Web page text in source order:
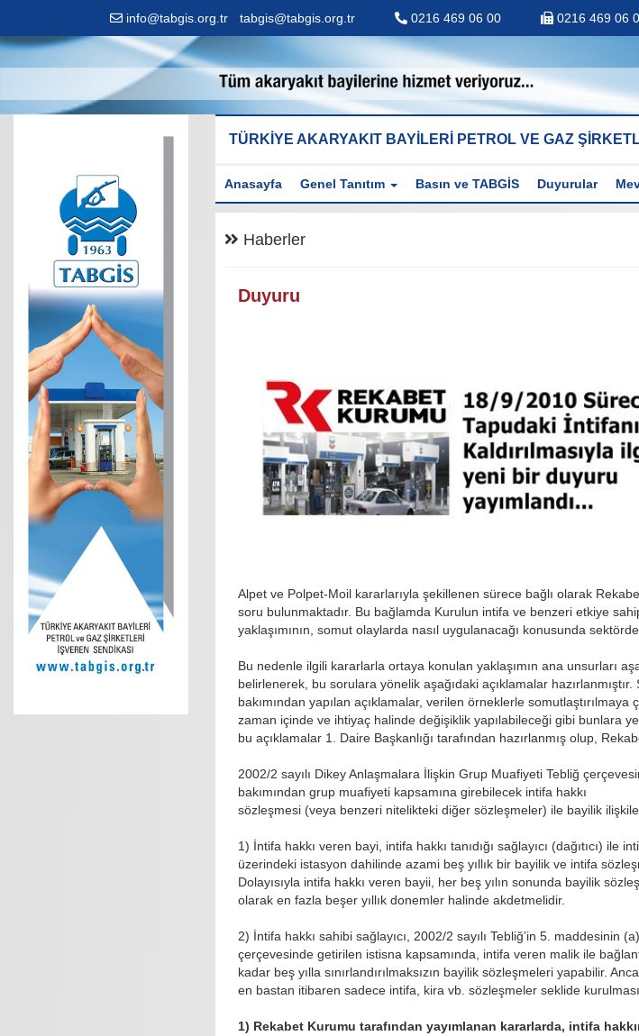
info@tabgis.org.tr - tabgis@tabgis.org.tr 0216 469 06 00 0216 469 06
TÜRKİYE AKARYAKIT BAYİLERİ PETROL VE GAZ
Anasayfa Genel Tanıtım Basın ve TABGİS Duyurular
Haberler
Duyuru
Alpet ve Polpet-Moil kararlarıyla şekillenen sürece bağlı olarak
soru bulunmaktadır. Bu bağlamda Kurulun intifa ve benzeri etkiye
yaklaşımının, somut olaylarda nasıl uygulanacağı konusunda
Bu nedenle ilgili kararlarla ortaya konulan yaklaşımın ana unsurları
belirlenerek, bu sorulara yönelik aşağıdaki açıklamalar
bakımından yapılan açıklamalar, verilen örneklerle somutlaştırılmaya
zaman içinde ve ihtiyaç halinde değişiklik yapılabileceği gibi bunlara
bu açıklamalar 1. Daire Başkanlığı tarafından hazırlanmış olup,
2002/2 sayılı Dikey Anlaşmalara İlişkin Grup Muafiyeti Tebliğ
bakımından grup muafiyeti kapsamına girebilecek intifa hakkı
sözleşmesi (veya benzeri nitelikteki diğer sözleşmeler) ile bayilik
1) İntifa hakkı veren bayi, intifa hakkı tanıdığı sağlayıcı (dağıtıcı) ile
üzerindeki istasyon dahilinde azami beş yıllık bir bayilik ve intifa
Dolayısıyla intifa hakkı veren bayii, her beş yılın sonunda bayilik
olarak en fazla beşer yıllık donemler halinde akdetmelidir.
2) İntifa hakkı sahibi sağlayıcı, 2002/2 sayılı Tebliğ’in 5. maddesinin
çerçevesinde getirilen istisna kapsamında, intifa veren malik ile
kadar beş yılla sınırlandırılmaksızın bayilik sözleşmeleri yapabilir.
en bastan itibaren sadece intifa, kira vb. sözleşmeler seklide kurulması
1) Rekabet Kurumu tarafından yayımlanan kararlarda, intifa